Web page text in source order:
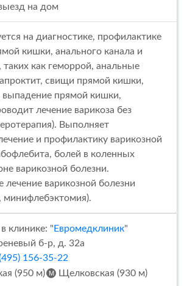
на дом
на диагностике, профилактике
кишки, анального канала и
как геморрой, анальные
свищи прямой кишки,
выпадение прямой кишки,
лечение варикоза без
Выполняет
и профилактику варикозной
болей в коленных
варикозной болезни.
лечение варикозной болезни
минифлебэктомия).
клинике: " Евромедклиник"
б-р, д. 32а
156-35-22
(950 м)
Щелковская (930 м)